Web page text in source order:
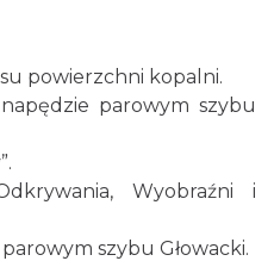
powierzchni kopalni.
parowym szybu
Wyobraźni i
szybu Głowacki.